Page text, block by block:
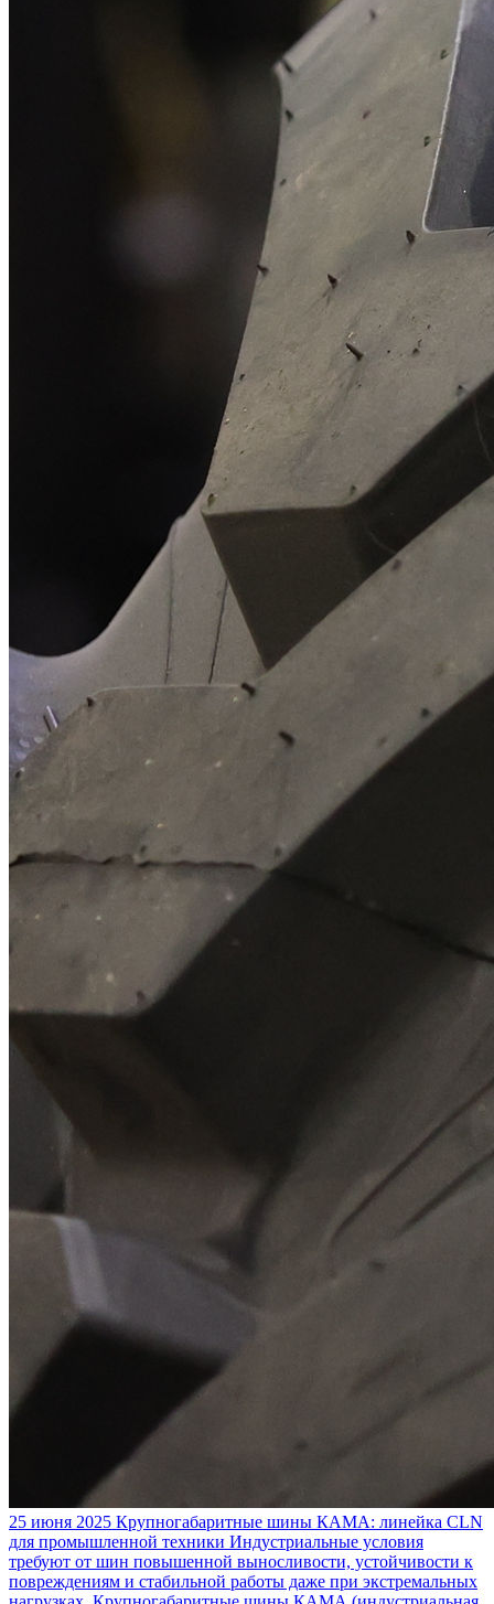
25 июня 2025 Крупногабаритные шины КАМА: линейка CLN
для промышленной техники Индустриальные условия
требуют от шин повышенной выносливости, устойчивости к
повреждениям и стабильной работы даже при экстремальных